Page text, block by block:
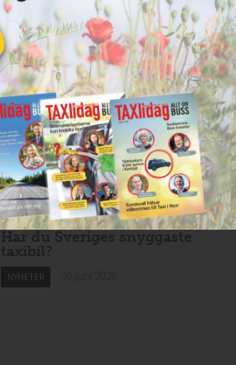
NYHETER 10 juni 2026
Nytt taxibolag i Borlänge
NYHETER 10 juni 2026
Mexikansk elbil för 80 000
kronor ny på marknaden
NYHETER 10 juni 2026
Har du Sveriges snyggaste
taxibil?
NYHETER